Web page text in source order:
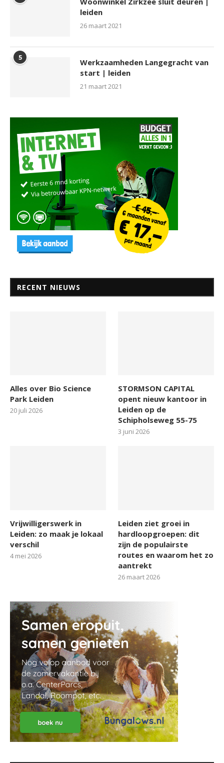
leiden
26 maart 2021
5
Werkzaamheden Langegracht van
start | leiden
21 maart 2021
RECENT NIEUWS
Alles over Bio Science
Park Leiden
20 juli 2026
STORMSON CAPITAL
opent nieuw kantoor in
Leiden op de
Schipholseweg 55-75
3 juni 2026
Vrijwilligerswerk in
Leiden: zo maak je lokaal
verschil
4 mei 2026
Leiden ziet groei in
hardloopgroepen: dit
zijn de populairste
routes en waarom het zo
aantrekt
26 maart 2026